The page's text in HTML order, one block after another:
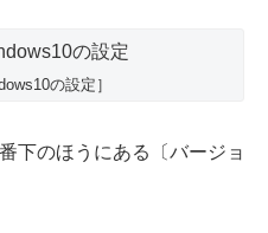
の設定］
下のほうにある〔バージョ